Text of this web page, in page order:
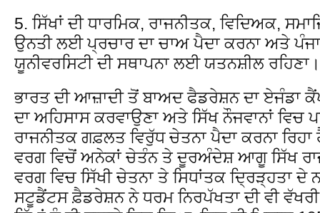
5. ਸਿੱਖਾਂ ਦੀ ਧਾਰਮਿਕ, ਰਾਜਨੀਤਕ, ਵਿਦਿਅਕ,
ਉਨਤੀ ਲਈ ਪ੍ਰਚਾਰ ਦਾ ਚਾਅ ਪੈਦਾ ਕਰਨਾ ਅਤੇ
ਯੂਨੀਵਰਸਿਟੀ ਦੀ ਸਥਾਪਨਾ ਲਈ ਯਤਨਸ਼ੀਲ ਰਹਿਣਾ।
ਭਾਰਤ ਦੀ ਆਜ਼ਾਦੀ ਤੋਂ ਬਾਅਦ ਫੈਡਰੇਸ਼ਨ ਦਾ ਏਜੰਡਾ
ਦਾ ਅਹਿਸਾਸ ਕਰਵਾਉਣਾ ਅਤੇ ਸਿੱਖ ਨੌਜਵਾਨਾਂ ਵਿਚ
ਰਾਜਨੀਤਕ ਗਫ਼ਲਤ ਵਿਰੁੱਧ ਚੇਤਨਾ ਪੈਦਾ ਕਰਨਾ
ਵਰਗ ਵਿਚੋਂ ਅਨੇਕਾਂ ਚੇਤੰਨ ਤੇ ਦੂਰਅੰਦੇਸ਼ ਆਗੂ ਸਿੱਖ
ਵਰਗ ਵਿਚ ਸਿੱਖੀ ਚੇਤਨਾ ਤੇ ਸਿਧਾਂਤਕ ਦ੍ਰਿੜ੍ਹਤਾ
ਸਟੂਡੈਂਟਸ ਫ਼ੈਡਰੇਸ਼ਨ ਨੇ ਧਰਮ ਨਿਰਪੱਖਤਾ ਦੀ ਵੀ